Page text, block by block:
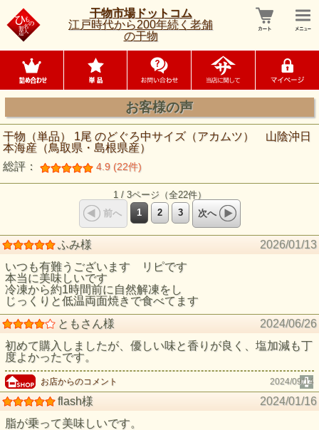
干物市場ドットコム
江戸時代から200年続く老舗
の干物
お客様の声
干物（単品） 1尾 のどぐろ中サイズ（アカムツ） 山陰沖日
本海産（鳥取県・島根県産）
総評：
4.9 (22件)
1 / 3ページ（全22件）
前へ
1 2 3 次へ
ふみ様
2026/01/13
いつも有難うございます リピです
本当に美味しいです
冷凍から約1時間前に自然解凍をし
じっくりと低温両面焼きで食べてます
ともさん様
2024/06/26
初めて購入しましたが、優しい味と香りが良く、塩加減も丁
度よかったです。
お店からのコメント 2024/09/14
flash様
2024/01/16
脂が乗って美味しいです。